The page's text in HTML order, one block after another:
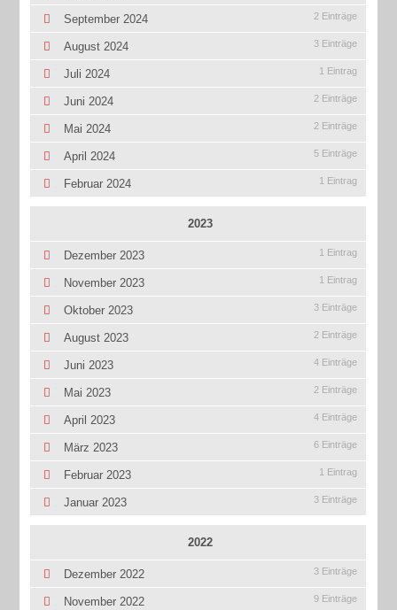
September 2024 2 Einträge
August 2024 3 Einträge
Juli 2024 1 Eintrag
Juni 2024 2 Einträge
Mai 2024 2 Einträge
April 2024 5 Einträge
Februar 2024 1 Eintrag
2023
Dezember 2023 1 Eintrag
November 2023 1 Eintrag
Oktober 2023 3 Einträge
August 2023 2 Einträge
Juni 2023 4 Einträge
Mai 2023 2 Einträge
April 2023 4 Einträge
März 2023 6 Einträge
Februar 2023 1 Eintrag
Januar 2023 3 Einträge
2022
Dezember 2022 3 Einträge
November 2022 9 Einträge